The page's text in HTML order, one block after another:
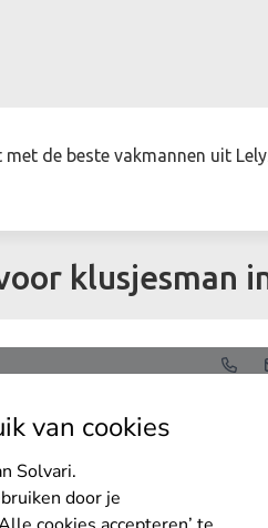
de beste vakmannen uit
klusjesman